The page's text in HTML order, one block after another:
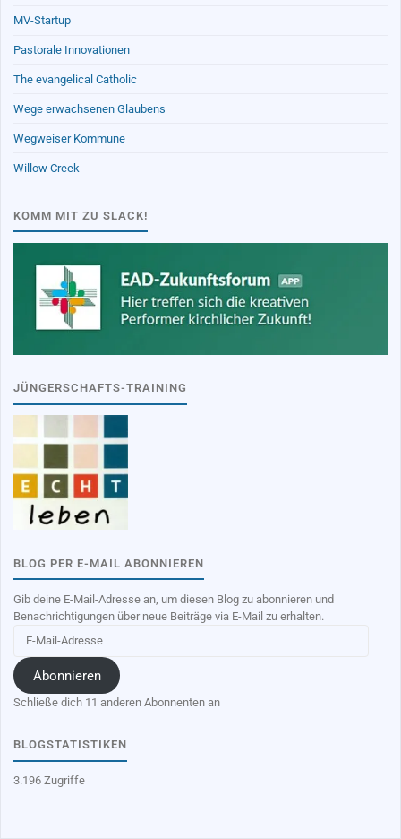
MV-Startup
Pastorale Innovationen
The evangelical Catholic
Wege erwachsenen Glaubens
Wegweiser Kommune
Willow Creek
KOMM MIT ZU SLACK!
JÜNGERSCHAFTS-TRAINING
BLOG PER E-MAIL ABONNIEREN
Gib deine E-Mail-Adresse an, um diesen Blog zu abonnieren und
Benachrichtigungen über neue Beiträge via E-Mail zu erhalten.
Mail-
Adresse
Abonnieren
Schließe dich 11 anderen Abonnenten an
BLOGSTATISTIKEN
3.196 Zugriffe